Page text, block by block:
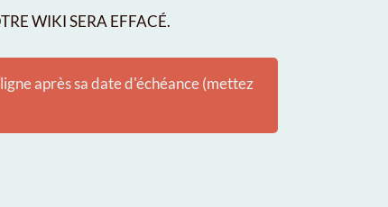
WIKI SERA EFFACÉ.
après sa date d'échéance (mettez